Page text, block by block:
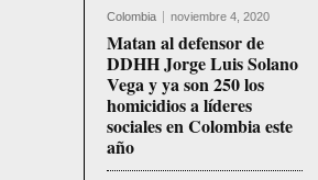
Colombia noviembre 4, 2020
Matan al defensor de
DDHH Jorge Luis Solano
Vega y ya son 250 los
homicidios a líderes
sociales en Colombia este
año